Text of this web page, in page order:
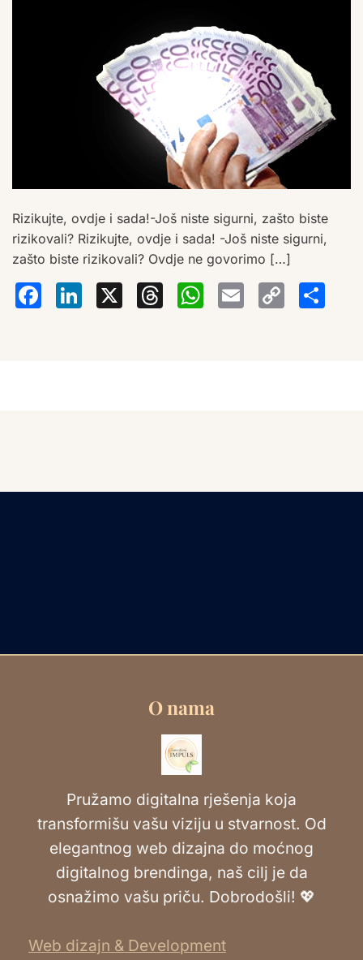
Rizikujte, ovdje i sada!-Još niste sigurni, zašto biste
rizikovali? Rizikujte, ovdje i sada! -Još niste sigurni,
zašto biste rizikovali? Ovdje ne govorimo […]
Facebook
LinkedIn
X Threads
Email
O nama
Pružamo digitalna rješenja koja
transformišu vašu viziju u stvarnost. Od
elegantnog web dizajna do moćnog
digitalnog brendinga, naš cilj je da
osnažimo vašu priču. Dobrodošli! 💖
Web dizajn & Development